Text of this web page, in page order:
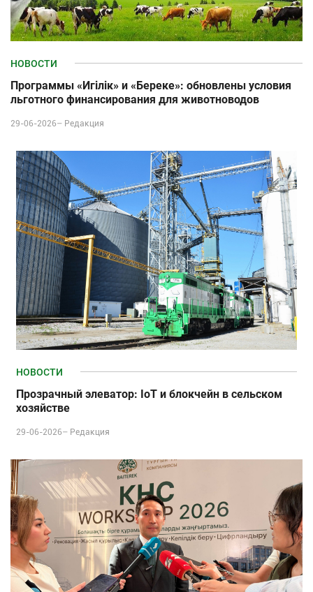
НОВОСТИ
Программы «Игілік» и «Береке»: обновлены условия
льготного финансирования для животноводов
29-06-2026– Редакция
НОВОСТИ
Прозрачный элеватор: IoT и блокчейн в сельском
хозяйстве
29-06-2026– Редакция